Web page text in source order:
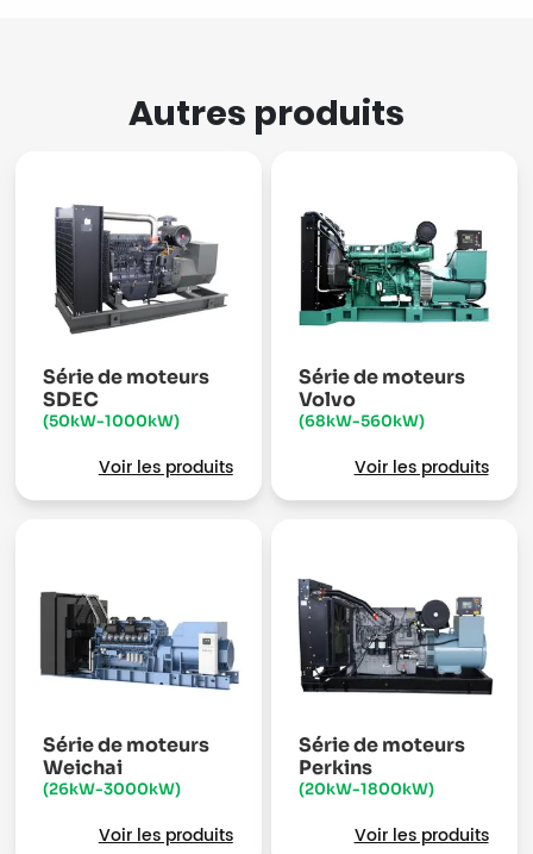
Autres produits
Série de moteurs
SDEC
(50kW-1000kW)
Voir les produits
Série de moteurs
Volvo
(68kW-560kW)
Voir les produits
Série de moteurs
Weichai
(26kW-3000kW)
Voir les produits
Série de moteurs
Perkins
(20kW-1800kW)
Voir les produits